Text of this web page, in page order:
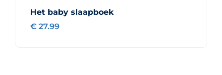
Het baby slaapboek
€ 27.99